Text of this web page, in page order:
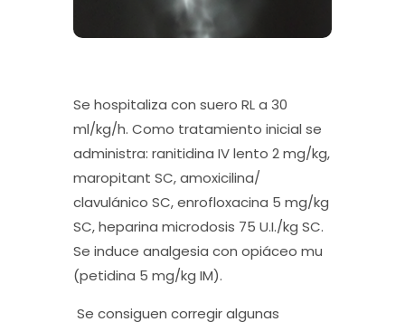
Se hospitaliza con suero RL a 30
ml/kg/h. Como tratamiento inicial se
administra: ranitidina IV lento 2 mg/kg,
maropitant SC, amoxicilina/
clavulánico SC, enrofloxacina 5 mg/kg
SC, heparina microdosis 75 U.I./kg SC.
Se induce analgesia con opiáceo mu
(petidina 5 mg/kg IM).
Se consiguen corregir algunas